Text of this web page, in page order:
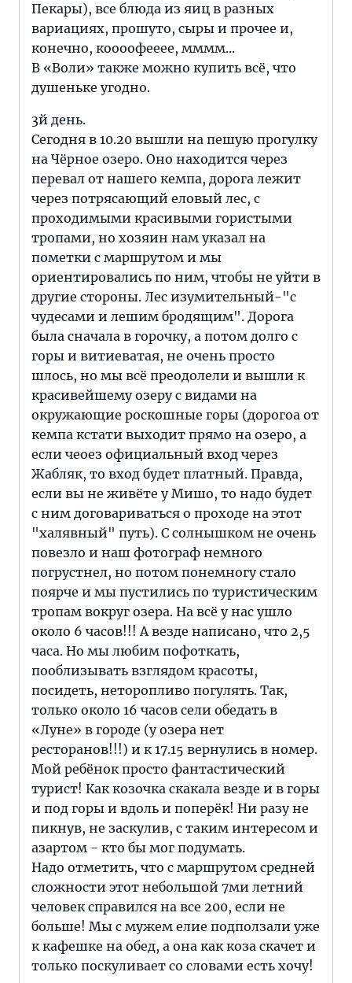
Пекары), все блюда из яиц в разных
вариациях, прошуто, сыры и прочее и,
конечно, коооофееее, мммм...
В «Воли» также можно купить всё, что
душеньке угодно.
3й день.
Сегодня в 10.20 вышли на пешую прогулку
на Чёрное озеро. Оно находится через
перевал от нашего кемпа, дорога лежит
через потрясающий еловый лес, с
проходимыми красивыми гористыми
тропами, но хозяин нам указал на
пометки с маршрутом и мы
ориентировались по ним, чтобы не уйти в
другие стороны. Лес изумительный-"с
чудесами и лешим бродящим". Дорога
была сначала в горочку, а потом долго с
горы и витиеватая, не очень просто
шлось, но мы всё преодолели и вышли к
красивейшему озеру с видами на
окружающие роскошные горы (дорогоа от
кемпа кстати выходит прямо на озеро, а
если чеоез официальный вход через
Жабляк, то вход будет платный. Правда,
если вы не живёте у Мишо, то надо будет
с ним договариваться о проходе на этот
"халявный" путь). С солнышком не очень
повезло и наш фотограф немного
погрустнел, но потом понемногу стало
поярче и мы пустились по туристическим
тропам вокруг озера. На всё у нас ушло
около 6 часов!!! А везде написано, что 2,5
часа. Но мы любим пофоткать,
пооблизывать взглядом красоты,
посидеть, неторопливо погулять. Так,
только около 16 часов сели обедать в
«Луне» в городе (у озера нет
ресторанов!!!) и к 17.15 вернулись в номер.
Мой ребёнок просто фантастический
турист! Как козочка скакала везде и в горы
и под горы и вдоль и поперёк! Ни разу не
пикнув, не заскулив, с таким интересом и
азартом - кто бы мог подумать.
Надо отметить, что с маршрутом средней
сложности этот небольшой 7ми летний
человек справился на все 200, если не
больше! Мы с мужем елие подползали уже
к кафешке на обед, а она как коза скачет и
только поскуливает со словами есть хочу!